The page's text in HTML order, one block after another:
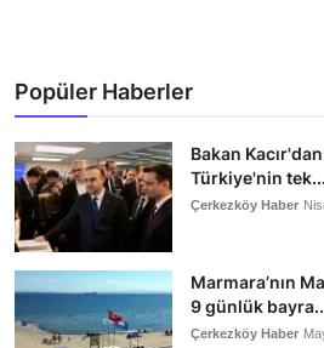
Popüler Haberler
Bakan
Türkiye'nin tek...
Çerkezköy Haber
Marmara’nın
9 günlük
Çerkezköy Haber